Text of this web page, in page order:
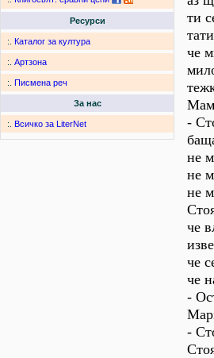
Ресурси
:. Каталог за култура
:. Артзона
:. Писмена реч
За нас
:. Всичко за LiterNet
ти
че
-
не
не
не
че
че
че
-
-